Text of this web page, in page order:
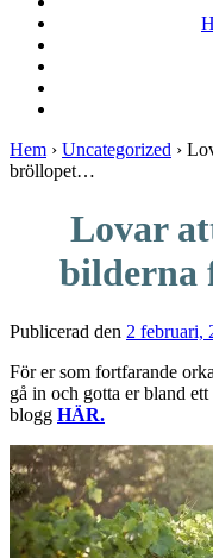
Hem › Uncategorized ›
bröllopet…
Lovar
Publicerad den 2 februari,
För er som fortfarande
gå in och gotta er bland
blogg HÄR.